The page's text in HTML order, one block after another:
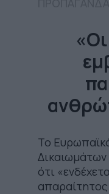
Το
ότι
απαραίτητος